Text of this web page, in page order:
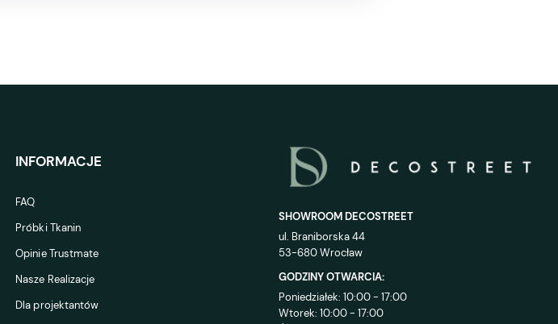
INFORMACJE
FAQ
Próbki Tkanin
Opinie Trustmate
Nasze Realizacje
Dla projektantów
SHOWROOM DECOSTREET
ul. Braniborska 44
53-680 Wrocław
GODZINY OTWARCIA:
Poniedziałek: 10:00 - 17:00
Wtorek: 10:00 - 17:00